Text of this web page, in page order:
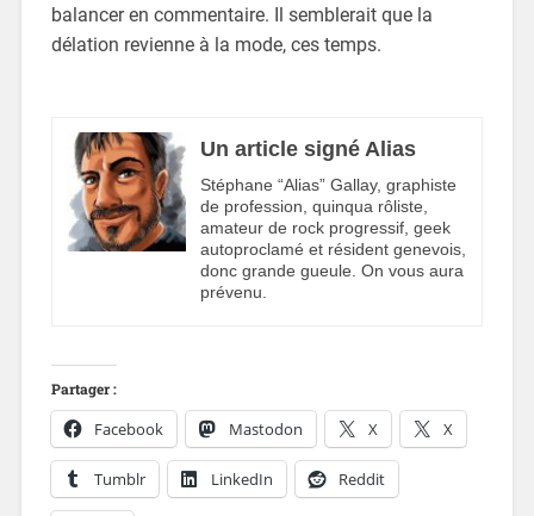
balancer en commentaire. Il semblerait que la
délation revienne à la mode, ces temps.
Un article signé Alias
Stéphane “Alias” Gallay, graphiste
de profession, quinqua rôliste,
amateur de rock progressif, geek
autoproclamé et résident genevois,
donc grande gueule. On vous aura
prévenu.
Partager :
Facebook Mastodon X X
Tumblr LinkedIn Reddit